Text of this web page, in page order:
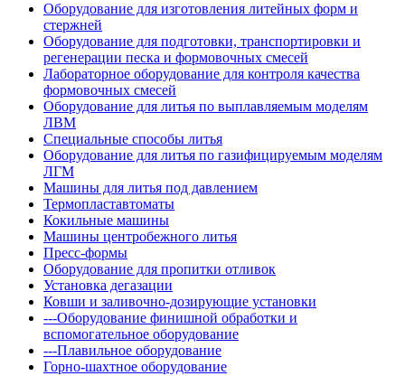
Оборудование для изготовления литейных форм и
стержней
Оборудование для подготовки, транспортировки и
регенерации песка и формовочных смесей
Лабораторное оборудование для контроля качества
формовочных смесей
Оборудование для литья по выплавляемым моделям
ЛВМ
Специальные способы литья
Оборудование для литья по газифицируемым моделям
ЛГМ
Машины для литья под давлением
Термопластавтоматы
Кокильные машины
Машины центробежного литья
Пресс-формы
Оборудование для пропитки отливок
Установка дегазации
Ковши и заливочно-дозирующие установки
---Оборудование финишной обработки и
вспомогательное оборудование
---Плавильное оборудование
Горно-шахтное оборудование